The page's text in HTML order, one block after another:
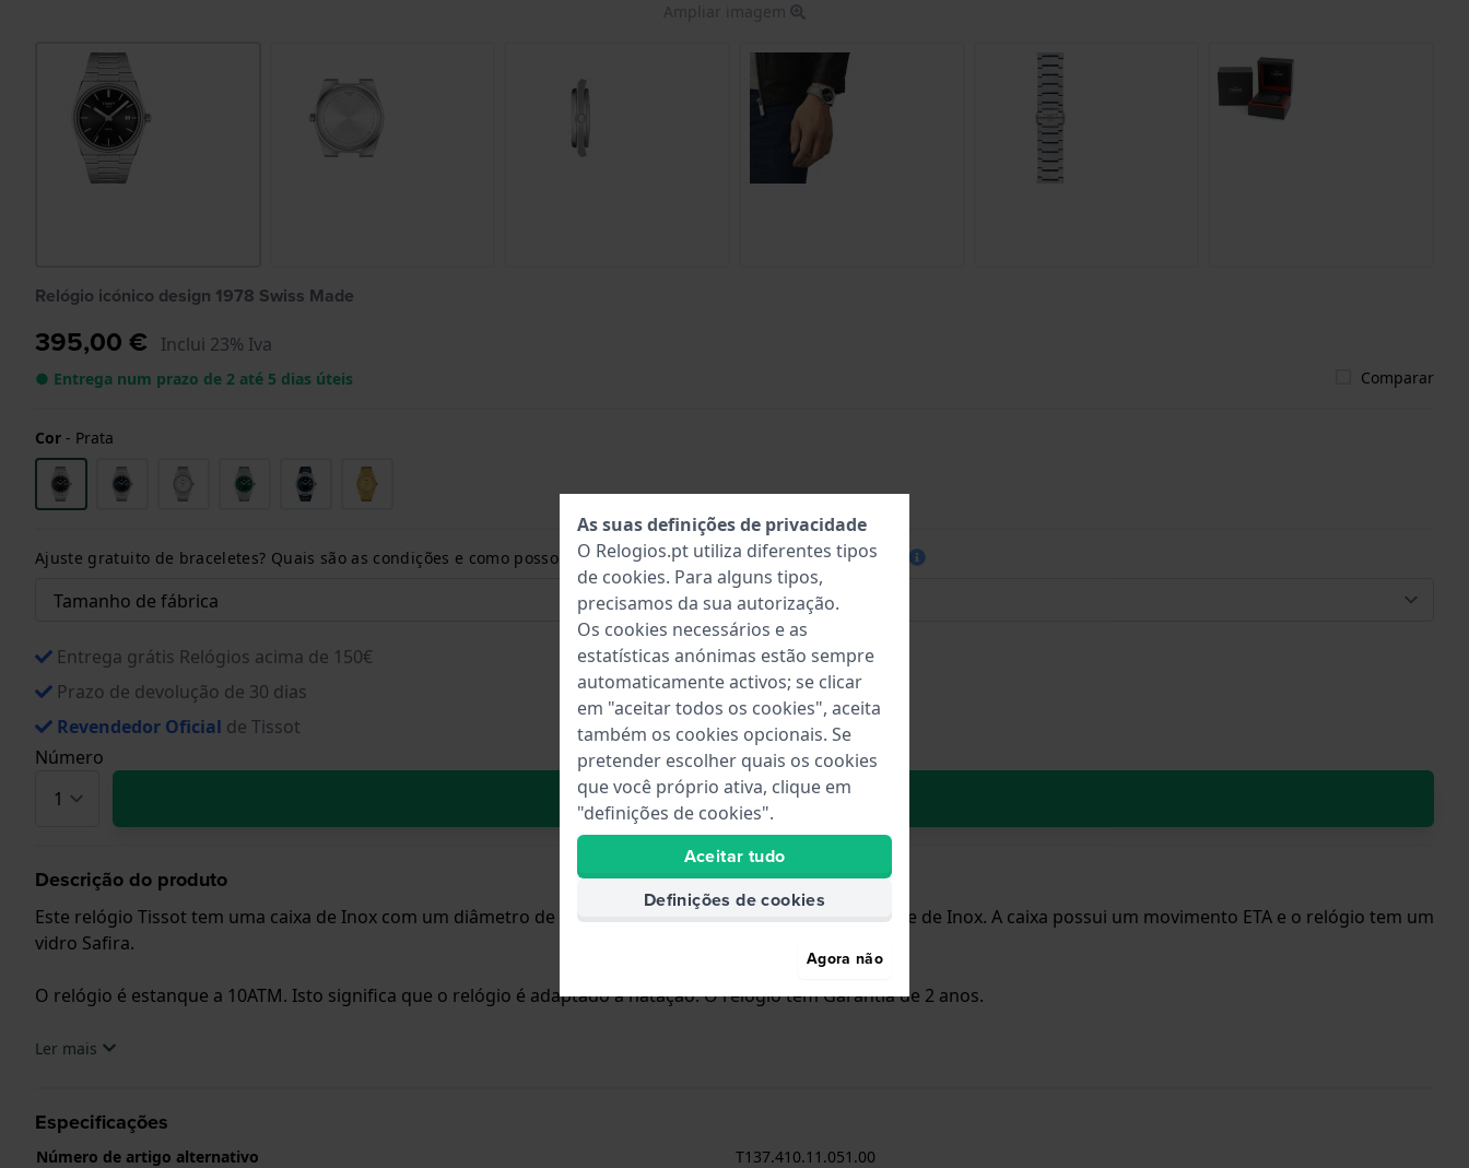
Ampliar imagem
Relógio icónico design 1978 Swiss Made
395,00 € Inclui 23% Iva
● Entrega num prazo de 2 até 5 dias úteis Comparar
Cor - Prata
Ajuste gratuito de braceletes? Quais são as condições e como posso medir o tamanho do meu pulso? Leia mais::
Entrega grátis Relógios acima de 150€
Prazo de devolução de 30 dias
Revendedor Oficial de Tissot
Número
No carrinho
Descrição do produto
Este relógio Tissot tem uma caixa de Inox com um diâmetro de 40 mm e está equipado com uma bracelete de Inox. A caixa possui um movimento ETA e o relógio tem um
vidro Safira.
O relógio é estanque a 10ATM. Isto significa que o relógio é adaptado à natação. O relógio tem Garantia de 2 anos.
.Ler mais
Especificações
Número de artigo alternativo
T137.410.11.051.00
As suas definições de privacidade
O Relogios.pt utiliza diferentes tipos
de cookies. Para alguns tipos,
precisamos da sua autorização.
Os cookies necessários e as
estatísticas anónimas estão sempre
automaticamente activos; se clicar
em "aceitar todos os cookies", aceita
também os cookies opcionais. Se
pretender escolher quais os cookies
que você próprio ativa, clique em
"definições de cookies".
Aceitar tudo
Definições de cookies
Agora não